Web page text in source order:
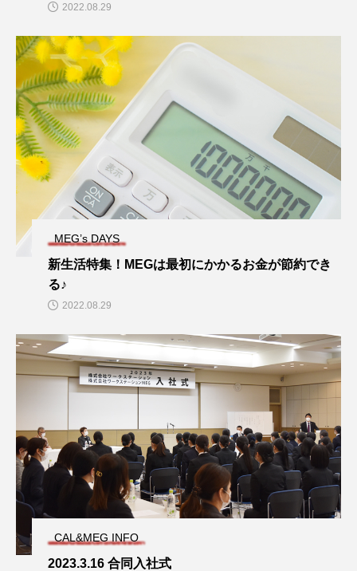
2022.08.29
MEG’s DAYS
新生活特集！MEGは最初にかかるお金が節約でき
る♪
2022.08.29
CAL&MEG INFO
2023.3.16 合同入社式